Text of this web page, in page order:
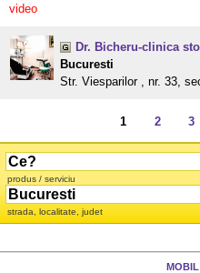
video
Dr. Bicheru-clinica
Bucuresti
Str. Viesparilor , nr. 33,
1 2 3
produs / serviciu
strada, localitate, judet
MOBIL